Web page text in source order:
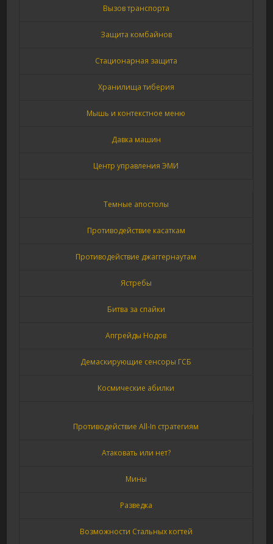
Вызов транспорта
Защита комбайнов
Стационарная защита
Хранилища тиберия
Мышь и контекстное меню
Давка машин
Центр управления ЭМИ
Темные апостолы
Противодействие касаткам
Противодействие джаггернаутам
Ястребы
Битва за спайки
Апгрейды Нодов
Демаскирующие сенсоры ГСБ
Космические абилки
Противодействие All-In стратегиям
Атаковать или нет?
Мины
Разведка
Возможности Стальных когтей